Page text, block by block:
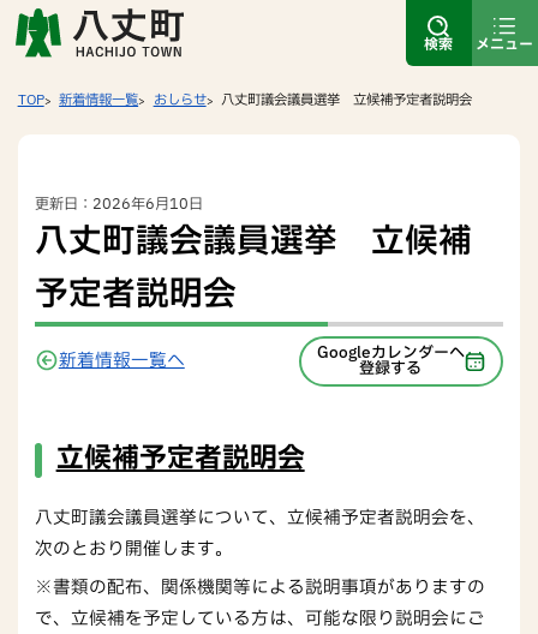
検索 メニュー
TOP 新着情報一覧 おしらせ 八丈町議会議員選挙 立候補予定者説明会
更新日：2026年6月10日
八丈町議会議員選挙 立候補
予定者説明会
新着情報一覧へ Googleカレンダーへ
登録する
立候補予定者説明会
八丈町議会議員選挙について、立候補予定者説明会を、
次のとおり開催します。
※書類の配布、関係機関等による説明事項がありますの
で、立候補を予定している方は、可能な限り説明会にご